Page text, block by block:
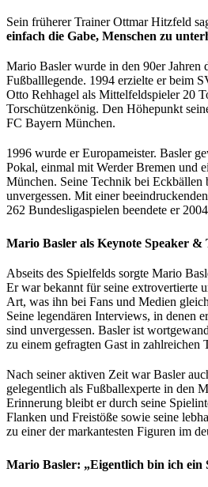
Sein früherer Trainer Ottmar Hitzfeld
einfach die Gabe, Menschen zu
Mario Basler wurde in den 90er Jahren
Fußballlegende. 1994 erzielte er beim
Otto Rehhagel als Mittelfeldspieler 20
Torschützenkönig. Den Höhepunkt
FC Bayern München.
1996 wurde er Europameister. Basler
Pokal, einmal mit Werder Bremen und
München. Seine Technik bei Eckbällen
unvergessen. Mit einer
262 Bundesligaspielen beendete er
Mario Basler als Keynote Speaker &
Abseits des Spielfelds sorgte Mario
Er war bekannt für seine extrovertierte
Art, was ihn bei Fans und Medien
Seine legendären Interviews, in denen
sind unvergessen. Basler ist
zu einem gefragten Gast in zahlreichen
Nach seiner aktiven Zeit war Basler
gelegentlich als Fußballexperte in den
Erinnerung bleibt er durch seine
Flanken und Freistöße sowie seine
zu einer der markantesten Figuren im
Mario Basler: „Eigentlich bin ich